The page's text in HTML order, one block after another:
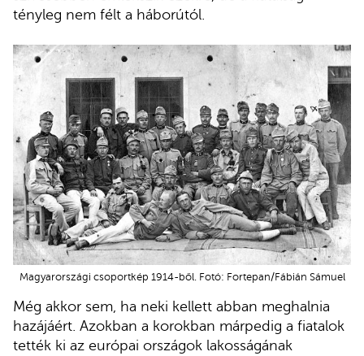
tényleg nem félt a háborútól.
Magyarországi csoportkép 1914-ből. Fotó: Fortepan/Fábián Sámuel
Még akkor sem, ha neki kellett abban meghalnia
hazájáért. Azokban a korokban márpedig a fiatalok
tették ki az európai országok lakosságának